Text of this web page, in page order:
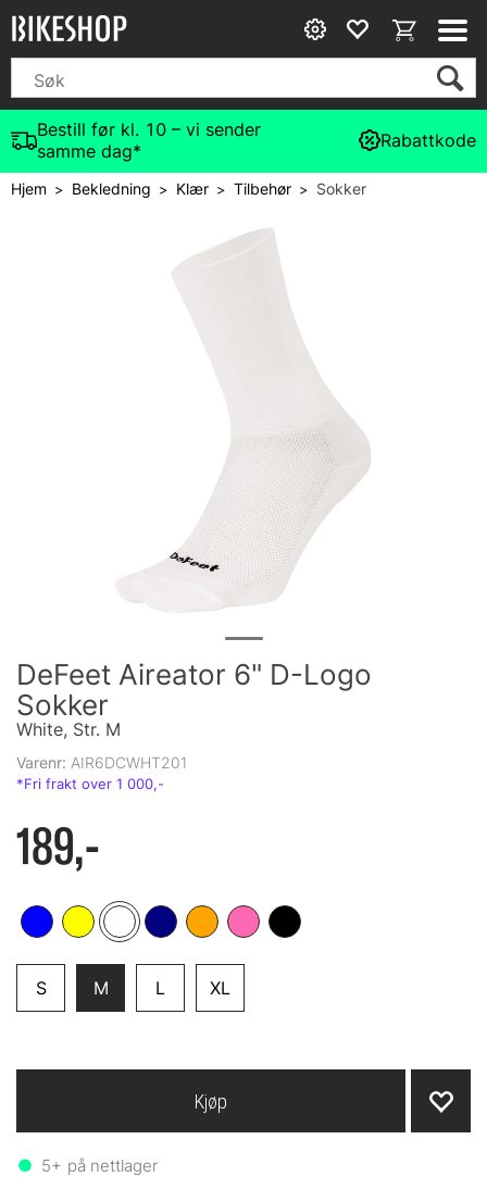
Bestill før kl. 10 – vi sender
samme dag*
Rabattkode
Hjem> Bekledning > Klær>Tilbehør> Sokker
DeFeet Aireator 6" D-Logo
Sokker
White, Str. M
Varenr: AIR6DCWHT201
189,-
S M L XL
5+ på nettlager
Kjøp